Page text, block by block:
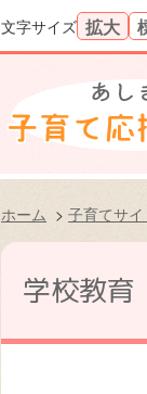
文字サイズ 拡大
文字を
ホーム > 子育てサイ
学校教育